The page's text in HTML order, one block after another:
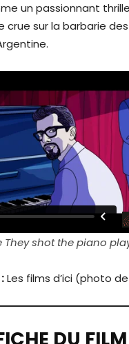
un passionnant
crue sur la barbarie
shot the piano
Les films d’ici (photo
DU FILM